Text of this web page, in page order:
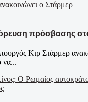
πρόσβασης
Κιρ Στάρμερ
να...